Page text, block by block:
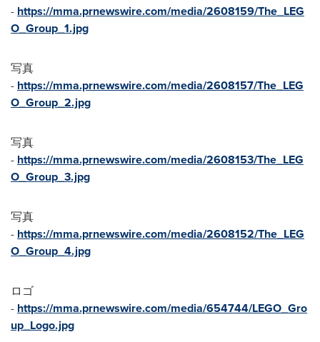
- https://mma.prnewswire.com/media/2608159/The_LEG
O_Group_1.jpg
写真
- https://mma.prnewswire.com/media/2608157/The_LEG
O_Group_2.jpg
写真
- https://mma.prnewswire.com/media/2608153/The_LEG
O_Group_3.jpg
写真
- https://mma.prnewswire.com/media/2608152/The_LEG
O_Group_4.jpg
ロゴ
- https://mma.prnewswire.com/media/654744/LEGO_Gro
up_Logo.jpg